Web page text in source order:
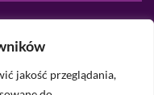
jakość przeglądania,